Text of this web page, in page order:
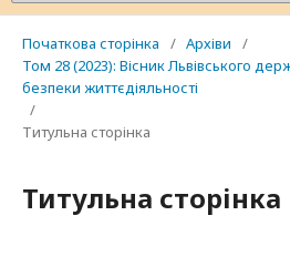
Початкова сторінка / Архіви
/
Том 28 (2023): Вісник Львівського
безпеки життєдіяльності
/
Титульна сторінка
Титульна сторінка